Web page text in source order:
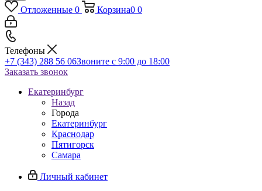
Отложенные 0 Корзина0 0
Телефоны
+7 (343) 288 56 06Звоните с 9:00 до 18:00
Заказать звонок
Екатеринбург
Назад
Города
Екатеринбург
Краснодар
Пятигорск
Самара
Личный кабинет